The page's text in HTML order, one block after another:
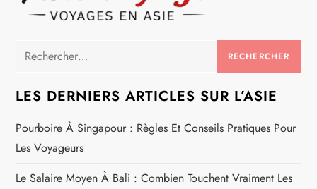
Rechercher :
LES DERNIERS ARTICLES SUR L’ASIE
Pourboire À Singapour : Règles Et Conseils Pratiques Pour
Les Voyageurs
Le Salaire Moyen À Bali : Combien Touchent Vraiment Les